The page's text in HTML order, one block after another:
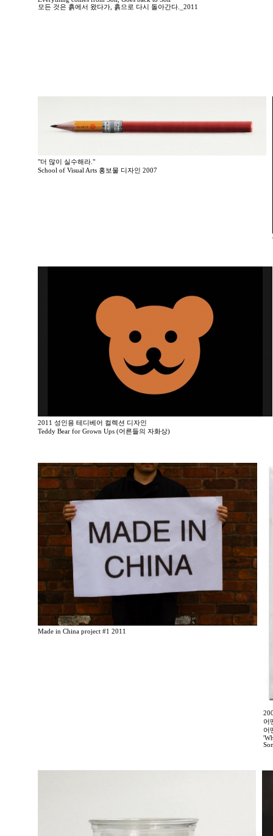
모든 것은 흙에서 왔다가, 흙으로 다시 돌아간다._2011
"더 많이 실수해라."
School of Visual Arts 홍보물 디자인 2007
2011 성인용 테디베어 컬렉션 디자인
Teddy Bear for Grown Ups (어른들의 자화상)
Made in China project #1 2011
어
어